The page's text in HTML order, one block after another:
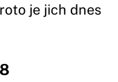
je jich dnes